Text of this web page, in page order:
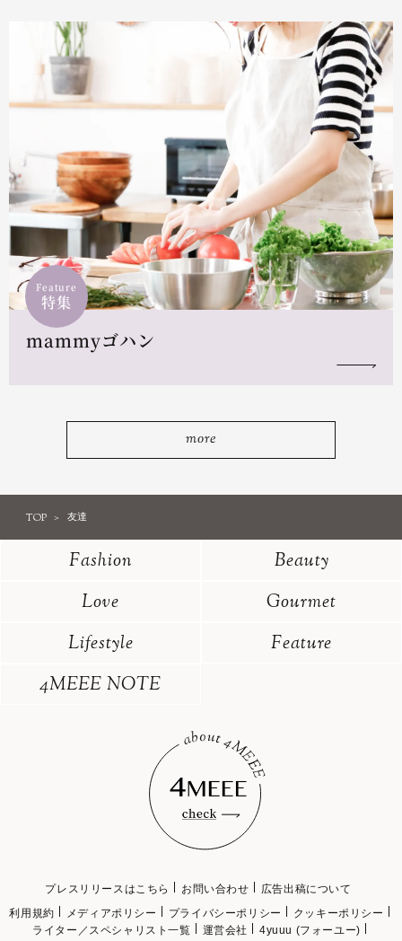
Feature
特集
mammyゴハン
more
TOP 友達
Fashion
Beauty
Love
Gourmet
Lifestyle
Feature
4MEEE NOTE
プレスリリースはこちら お問い合わせ
広告出稿について
利用規約
メディアポリシー プライバシーポリシー
クッキーポリシー
ライター／スペシャリスト一覧
運営会社 4yuuu (フォーユー)